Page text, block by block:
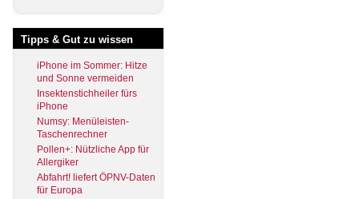
Tipps & Gut zu wissen
iPhone im Sommer: Hitze
und Sonne vermeiden
Insektenstichheiler fürs
iPhone
Numsy: Menüleisten-
Taschenrechner
Pollen+: Nützliche App für
Allergiker
Abfahrt! liefert ÖPNV-Daten
für Europa